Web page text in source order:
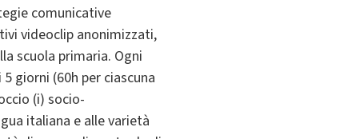
comunicative
videoclip anonimizzati,
scuola primaria. Ogni
giorni (60h per ciascuna
(i) socio-
italiana e alle varietà